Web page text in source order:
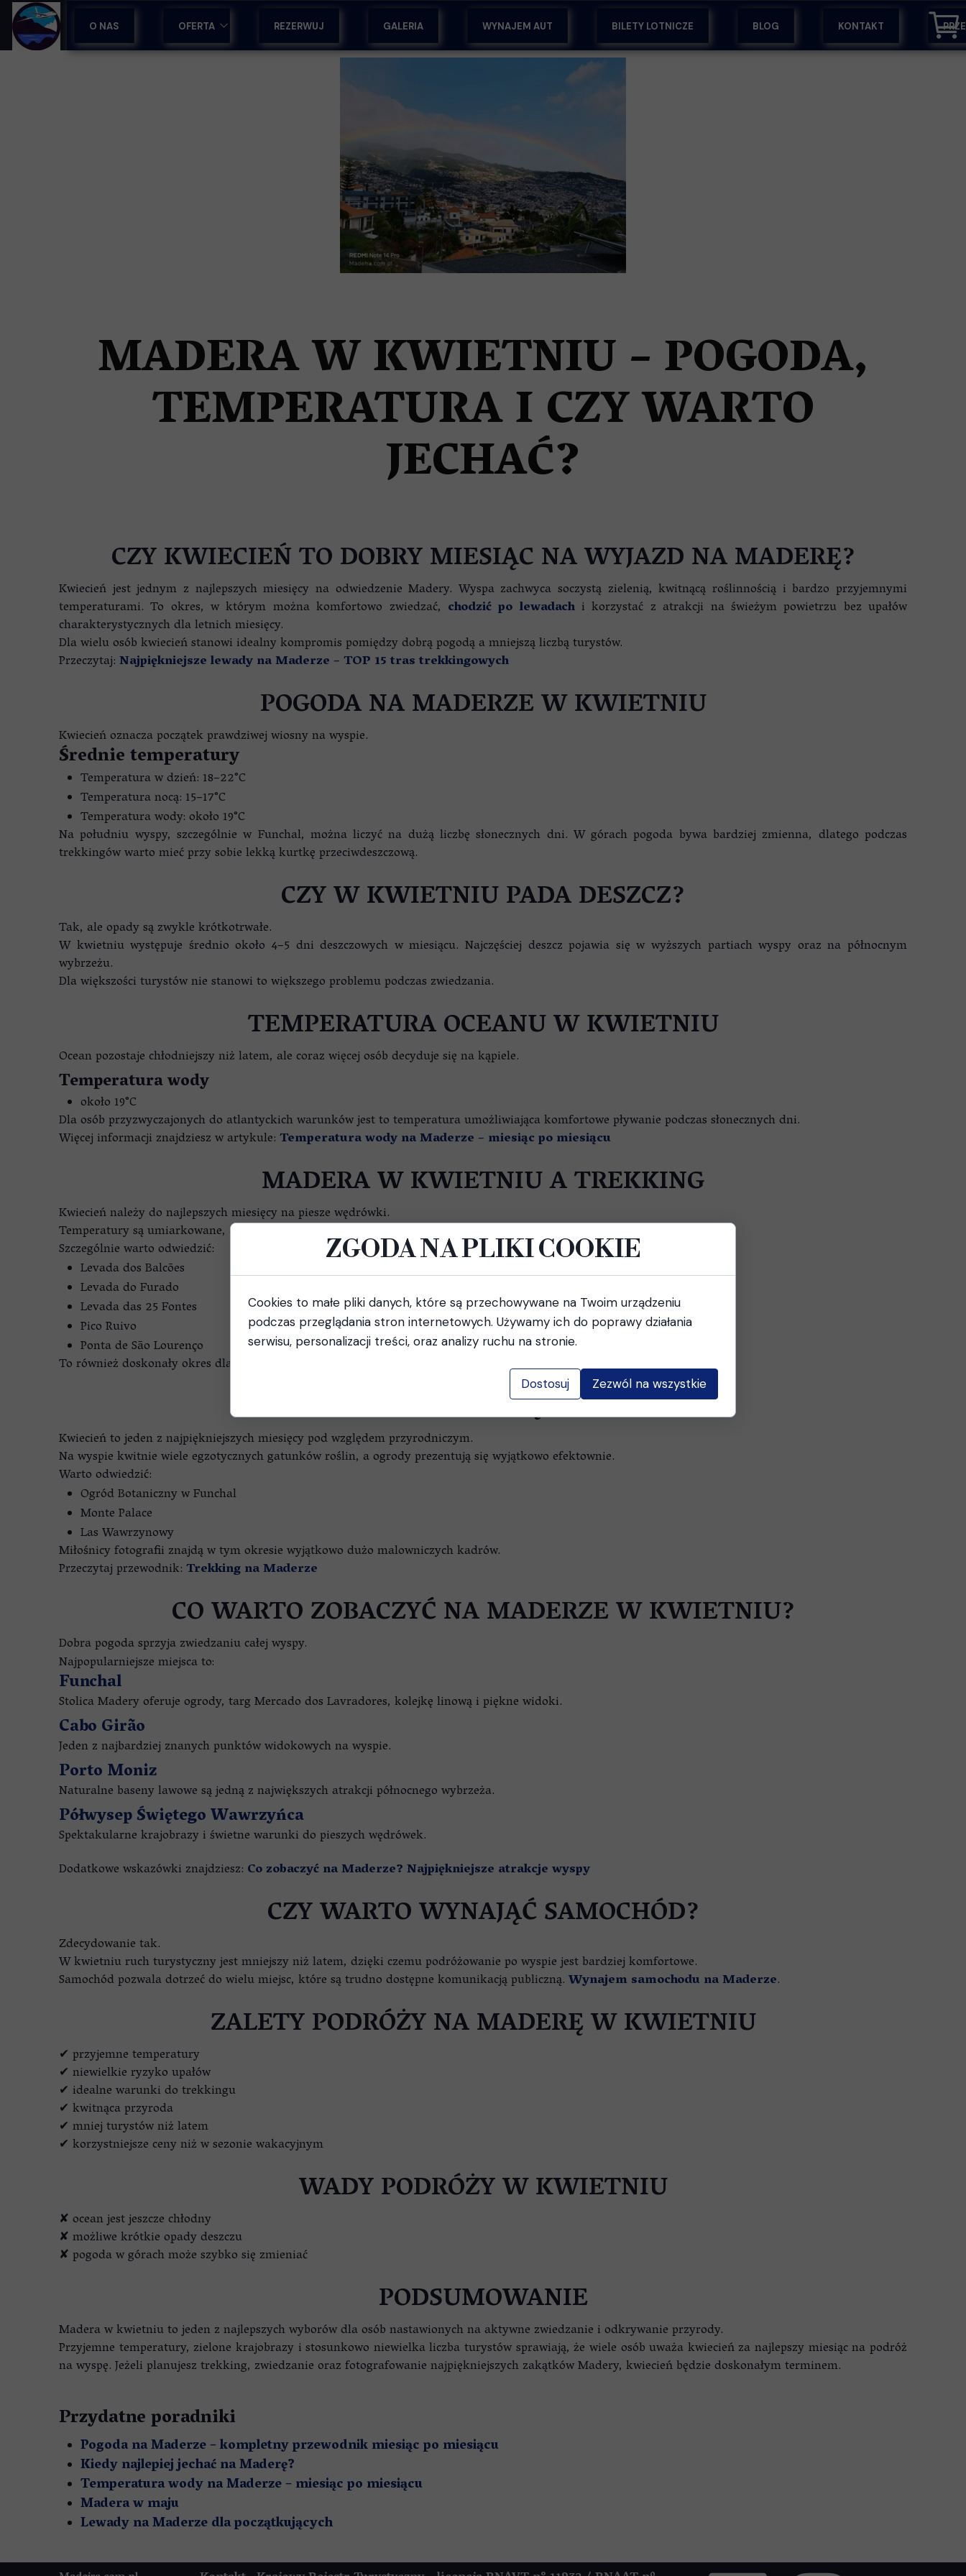
O NAS OFERTA REZERWUJ GALERIA WYNAJEM AUT BILETY LOTNICZE BLOG KONTAKT
MADERA W KWIETNIU – POGODA,
TEMPERATURA I CZY WARTO
JECHAĆ?
CZY KWIECIEŃ TO DOBRY MIESIĄC NA WYJAZD NA MADERĘ?
Kwiecień jest jednym z najlepszych miesięcy na odwiedzenie Madery. Wyspa zachwyca soczystą zielenią, kwitnącą roślinnością i bardzo przyjemnymi
temperaturami. To okres, w którym można komfortowo zwiedzać, chodzić po lewadachi korzystać z atrakcji na świeżym powietrzu bez upałów
charakterystycznych dla letnich miesięcy.
Dla wielu osób kwiecień stanowi idealny kompromis pomiędzy dobrą pogodą a mniejszą liczbą turystów.
Przeczytaj:Najpiękniejsze lewady na Maderze – TOP 15 tras trekkingowych
POGODA NA MADERZE W KWIETNIU
Kwiecień oznacza początek prawdziwej wiosny na wyspie.
Średnie temperatury
Temperatura w dzień: 18–22°C
Temperatura nocą: 15–17°C
Temperatura wody: około 19°C
Na południu wyspy, szczególnie w Funchal, można liczyć na dużą liczbę słonecznych dni. W górach pogoda bywa bardziej zmienna, dlatego podczas
trekkingów warto mieć przy sobie lekką kurtkę przeciwdeszczową.
CZY W KWIETNIU PADA DESZCZ?
Tak, ale opady są zwykle krótkotrwałe.
W kwietniu występuje średnio około 4–5 dni deszczowych w miesiącu. Najczęściej deszcz pojawia się w wyższych partiach wyspy oraz na północnym
wybrzeżu.
Dla większości turystów nie stanowi to większego problemu podczas zwiedzania.
TEMPERATURA OCEANU W KWIETNIU
Ocean pozostaje chłodniejszy niż latem, ale coraz więcej osób decyduje się na kąpiele.
Temperatura wody
około 19°C
Dla osób przyzwyczajonych do atlantyckich warunków jest to temperatura umożliwiająca komfortowe pływanie podczas słonecznych dni.
Więcej informacji znajdziesz w artykule:Temperatura wody na Maderze – miesiąc po miesiącu
MADERA W KWIETNIU A TREKKING
Kwiecień należy do najlepszych miesięcy na piesze wędrówki.
Temperatury są umiarkowane, a krajobrazy wyjątkowo zielone po zimowych opadach.
Szczególnie warto odwiedzić:
Levada dos Balcões
Levada do Furado
Levada das 25 Fontes
Pico Ruivo
Ponta de São Lourenço
To również doskonały okres dla osób, które chcą uniknąć wysokich temperatur występujących latem.
PRZYRODA I KWITNĄCE OGRODY
Kwiecień to jeden z najpiękniejszych miesięcy pod względem przyrodniczym.
Na wyspie kwitnie wiele egzotycznych gatunków roślin, a ogrody prezentują się wyjątkowo efektownie.
Warto odwiedzić:
Ogród Botaniczny w Funchal
Monte Palace
Las Wawrzynowy
Miłośnicy fotografii znajdą w tym okresie wyjątkowo dużo malowniczych kadrów.
Przeczytaj przewodnik:Trekking na Maderze
CO WARTO ZOBACZYĆ NA MADERZE W KWIETNIU?
Dobra pogoda sprzyja zwiedzaniu całej wyspy.
Najpopularniejsze miejsca to:
Funchal
Stolica Madery oferuje ogrody, targ Mercado dos Lavradores, kolejkę linową i piękne widoki.
Cabo Girão
Jeden z najbardziej znanych punktów widokowych na wyspie.
Porto Moniz
Naturalne baseny lawowe są jedną z największych atrakcji północnego wybrzeża.
Półwysep Świętego Wawrzyńca
Spektakularne krajobrazy i świetne warunki do pieszych wędrówek.
Dodatkowe wskazówki znajdziesz: Co zobaczyć na Maderze? Najpiękniejsze atrakcje wyspy
CZY WARTO WYNAJĄĆ SAMOCHÓD?
Zdecydowanie tak.
W kwietniu ruch turystyczny jest mniejszy niż latem, dzięki czemu podróżowanie po wyspie jest bardziej komfortowe.
Samochód pozwala dotrzeć do wielu miejsc, które są trudno dostępne komunikacją publiczną.Wynajem samochodu na Maderze.
ZALETY PODRÓŻY NA MADERĘ W KWIETNIU
✔ przyjemne temperatury
✔ niewielkie ryzyko upałów
✔ idealne warunki do trekkingu
✔ kwitnąca przyroda
✔ mniej turystów niż latem
✔ korzystniejsze ceny niż w sezonie wakacyjnym
WADY PODRÓŻY W KWIETNIU
✘ ocean jest jeszcze chłodny
✘ możliwe krótkie opady deszczu
✘ pogoda w górach może szybko się zmieniać
PODSUMOWANIE
Madera w kwietniu to jeden z najlepszych wyborów dla osób nastawionych na aktywne zwiedzanie i odkrywanie przyrody.
Przyjemne temperatury, zielone krajobrazy i stosunkowo niewielka liczba turystów sprawiają, że wiele osób uważa kwiecień za najlepszy miesiąc na podróż
na wyspę. Jeżeli planujesz trekking, zwiedzanie oraz fotografowanie najpiękniejszych zakątków Madery, kwiecień będzie doskonałym terminem.
Przydatne poradniki
Pogoda na Maderze – kompletny przewodnik miesiąc po miesiącu
Kiedy najlepiej jechać na Maderę?
Temperatura wody na Maderze – miesiąc po miesiącu
Madera w maju
Lewady na Maderze dla początkujących
ZGODA NA PLIKI COOKIE
Cookies to małe pliki danych, które są przechowywane na Twoim urządzeniu
podczas przeglądania stron internetowych. Używamy ich do poprawy działania
serwisu, personalizacji treści, oraz analizy ruchu na stronie.
Dostosuj Zezwól na wszystkie